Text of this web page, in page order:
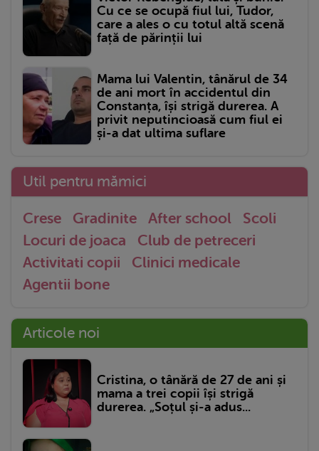
Cu ce se ocupă fiul lui, Tudor,
care a ales o cu totul altă scenă
față de părinții lui
Mama lui Valentin, tânărul de 34
de ani mort în accidentul din
Constanța, își strigă durerea. A
privit neputincioasă cum fiul ei
și-a dat ultima suflare
Util pentru mămici
Crese Gradinite After school
Scoli
Locuri de joaca
Club de petreceri
Activitati copii
Clinici medicale
Agentii bone
Articole noi
Cristina, o tânără de 27 de ani și
mama a trei copii își strigă
durerea. „Soțul și-a adus...